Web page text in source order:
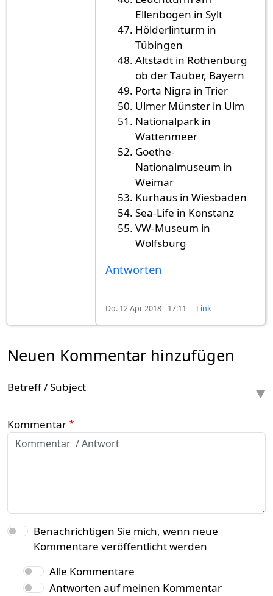
Ellenbogen in Sylt
Hölderlinturm in
Tübingen
Altstadt in Rothenburg
ob der Tauber, Bayern
Porta Nigra in Trier
Ulmer Münster in Ulm
Nationalpark in
Wattenmeer
Goethe-
Nationalmuseum in
Weimar
Kurhaus in Wiesbaden
Sea-Life in Konstanz
VW-Museum in
Wolfsburg
Antworten
Do. 12 Apr 2018 - 17:11 Link
Neuen Kommentar hinzufügen
Betreff / Subject
Kommentar
Benachrichtigen Sie mich, wenn neue
Kommentare veröffentlicht werden
Alle Kommentare
Antworten auf meinen Kommentar